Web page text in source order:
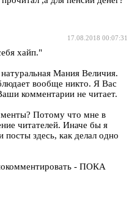
17.08.2018 00:07:31
хайп."
Мания Величия.
вообще никто. Я Вас
комментарии не читает.
Потому что мне в
читателей. Иначе бы я
здесь, как делал одно
- ПОКА